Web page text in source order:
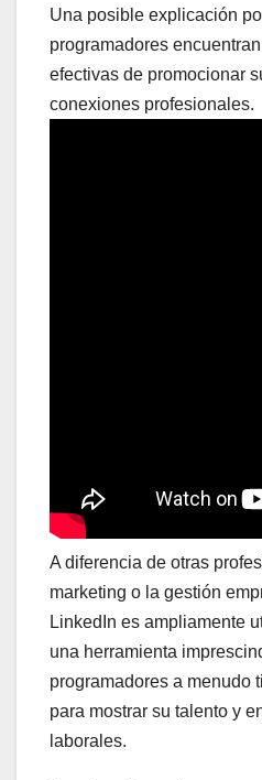
Una posible explicación
programadores
efectivas de promocionar
conexiones profesionales.
A diferencia de otras
marketing o la gestión
LinkedIn es ampliamente
una herramienta
programadores a menudo
para mostrar su talento y
laborales.